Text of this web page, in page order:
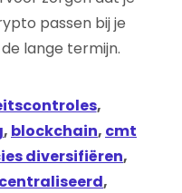
passen bij je
lange termijn.
,
, blockchain, cmt
diversifiëren,
,